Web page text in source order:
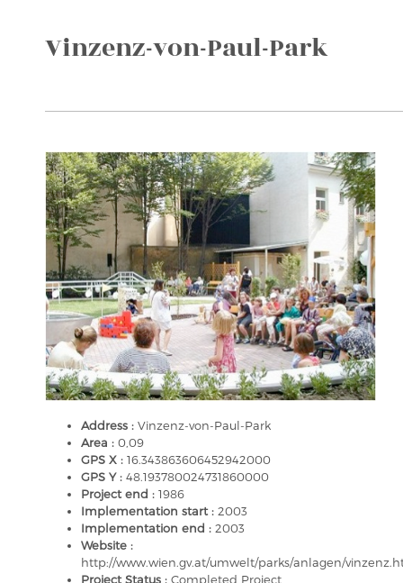
Vinzenz-von-Paul-Park
Address : Vinzenz-von-Paul-Park
Area : 0,09
GPS X : 16.343863606452942000
GPS Y : 48.193780024731860000
Project end : 1986
Implementation start : 2003
Implementation end : 2003
Website :
http://www.wien.gv.at/umwelt/parks/anlagen/
Project Status : Completed Project